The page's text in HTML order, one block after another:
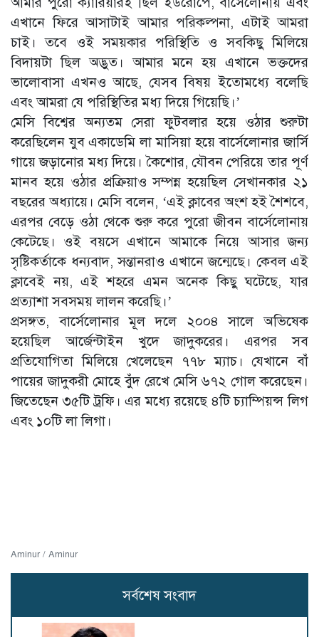
এখানে ফিরে আসাটাই আমার পরিকল্পনা, এটাই আমরা
চাই। তবে ওই সময়কার পরিস্থিতি ও সবকিছু মিলিয়ে
বিদায়টা ছিল অদ্ভুত। আমার মনে হয় এখানে ভক্তদের
ভালোবাসা এখনও আছে, যেসব বিষয় ইতোমধ্যে বলেছি
এবং আমরা যে পরিস্থিতির মধ্য দিয়ে গিয়েছি।’
মেসি বিশ্বের অন্যতম সেরা ফুটবলার হয়ে ওঠার শুরুটা
করেছিলেন যুব একাডেমি লা মাসিয়া হয়ে বার্সেলোনার জার্সি
গায়ে জড়ানোর মধ্য দিয়ে। কৈশোর, যৌবন পেরিয়ে তার পূর্ণ
মানব হয়ে ওঠার প্রক্রিয়াও সম্পন্ন হয়েছিল সেখানকার ২১
বছরের অধ্যায়ে। মেসি বলেন, ‘এই ক্লাবের অংশ হই শৈশবে,
এরপর বেড়ে ওঠা থেকে শুরু করে পুরো জীবন বার্সেলোনায়
কেটেছে। ওই বয়সে এখানে আমাকে নিয়ে আসার জন্য
সৃষ্টিকর্তাকে ধন্যবাদ, সন্তানরাও এখানে জন্মেছে। কেবল এই
ক্লাবেই নয়, এই শহরে এমন অনেক কিছু ঘটেছে, যার
প্রত্যাশা সবসময় লালন করেছি।’
প্রসঙ্গত, বার্সেলোনার ‍মূল দলে ২০০৪ সালে অভিষেক
হয়েছিল আর্জেন্টাইন খুদে জাদুকরের। এরপর সব
প্রতিযোগিতা মিলিয়ে খেলেছেন ৭৭৮ ম্যাচ। যেখানে বাঁ
পায়ের জাদুকরী মোহে বুঁদ রেখে মেসি ৬৭২ গোল করেছেন।
জিতেছেন ৩৫টি ট্রফি। এর মধ্যে রয়েছে ৪টি চ্যাম্পিয়ন্স লিগ
এবং ১০টি লা লিগা।
Aminur / Aminur
সর্বশেষ সংবাদ